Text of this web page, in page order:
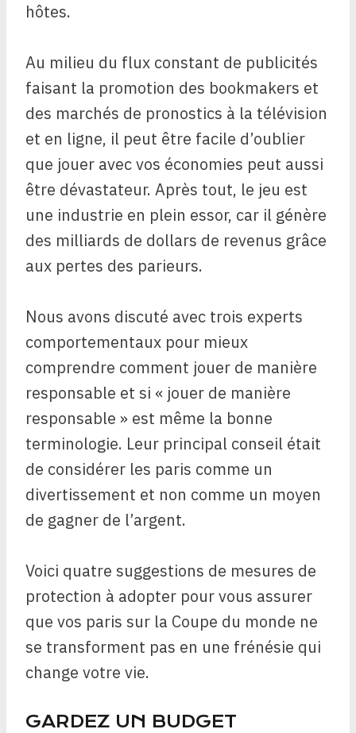
hôtes.
Au milieu du flux constant de publicités
faisant la promotion des bookmakers et
des marchés de pronostics à la télévision
et en ligne, il peut être facile d’oublier
que jouer avec vos économies peut aussi
être dévastateur. Après tout, le jeu est
une industrie en plein essor, car il génère
des milliards de dollars de revenus grâce
aux pertes des parieurs.
Nous avons discuté avec trois experts
comportementaux pour mieux
comprendre comment jouer de manière
responsable et si « jouer de manière
responsable » est même la bonne
terminologie. Leur principal conseil était
de considérer les paris comme un
divertissement et non comme un moyen
de gagner de l’argent.
Voici quatre suggestions de mesures de
protection à adopter pour vous assurer
que vos paris sur la Coupe du monde ne
se transforment pas en une frénésie qui
change votre vie.
GARDEZ UN BUDGET